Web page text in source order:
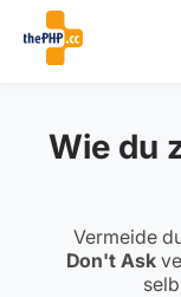
Wie du
Vermeide
Don't Ask